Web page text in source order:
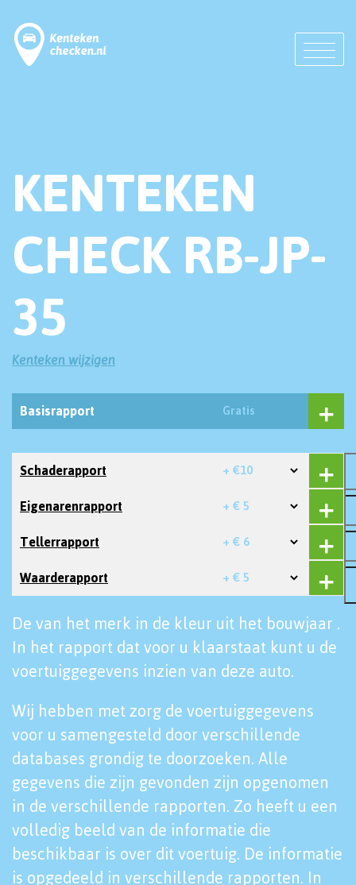
KENTEKEN
CHECK RB-JP-
35
Kenteken wijzigen
Basisrapport Gratis
Schaderapport + €10
Eigenarenrapport + € 5
Tellerrapport + € 6
Waarderapport + € 5
De van het merk in de kleur uit het bouwjaar .
In het rapport dat voor u klaarstaat kunt u de
voertuiggegevens inzien van deze auto.
Wij hebben met zorg de voertuiggegevens
voor u samengesteld door verschillende
databases grondig te doorzoeken. Alle
gegevens die zijn gevonden zijn opgenomen
in de verschillende rapporten. Zo heeft u een
volledig beeld van de informatie die
beschikbaar is over dit voertuig. De informatie
is opgedeeld in verschillende rapporten. In